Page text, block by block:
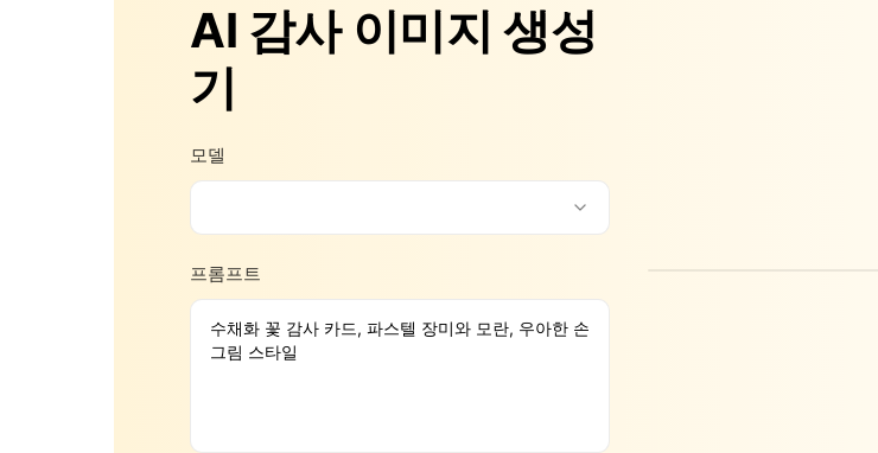
AI 감사 이미지 생성
기
모델
프롬프트